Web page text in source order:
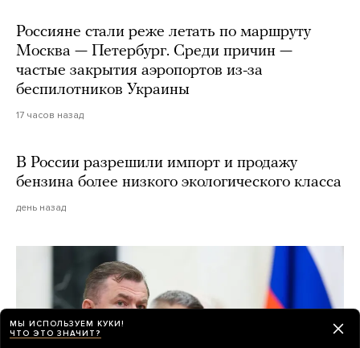
Россияне стали реже летать по маршруту
Москва — Петербург. Среди причин —
частые закрытия аэропортов из-за
беспилотников Украины
17 часов назад
В России разрешили импорт и продажу
бензина более низкого экологического класса
день назад
МЫ ИСПОЛЬЗУЕМ КУКИ!
ЧТО ЭТО ЗНАЧИТ?